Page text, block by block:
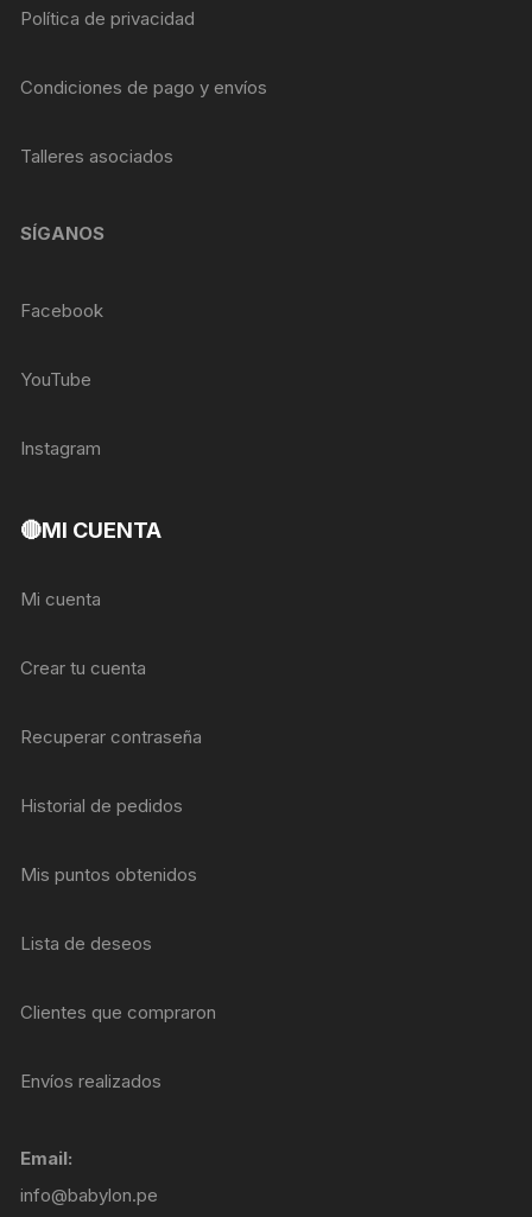
Política de privacidad
Condiciones de pago y envíos
Talleres asociados
SÍGANOS
Facebook
YouTube
Instagram
🔴MI CUENTA
Mi cuenta
Crear tu cuenta
Recuperar contraseña
Historial de pedidos
Mis puntos obtenidos
Lista de deseos
Clientes que compraron
Envíos realizados
Email:
info@babylon.pe